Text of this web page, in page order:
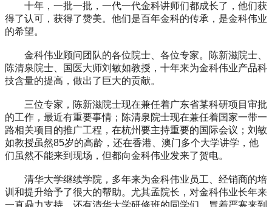
十年，一批一批，一代一代金科讲师们都成长了，他们获
得了认可，获得了赞美。他们是百年金科的传承，是金科伟业
的希望。
金科伟业顾问团队的各位院士、各位专家。陈新滋院士、
陈清泉院士、国医大师刘敏如教授，十年来为金科伟业产品科
技含量的提高，做出了巨大的贡献。
三位专家，陈新滋院士现在兼任着广东省某科研项目审批
的工作，最近有重要事情；陈清泉院士现在兼任着国家一带一
路相关项目的推广工程，在杭州要主持重要的国际会议；刘敏
如教授虽然85岁的高龄，还在香港、澳门多个大学讲学，他
们虽然不能来到现场，但都向金科伟业发来了贺电。
清华大学继续学院，多年来为金科伟业员工、经销商的培
训和提升给予了很大的帮助。尤其孟院长，对金科伟业长年来